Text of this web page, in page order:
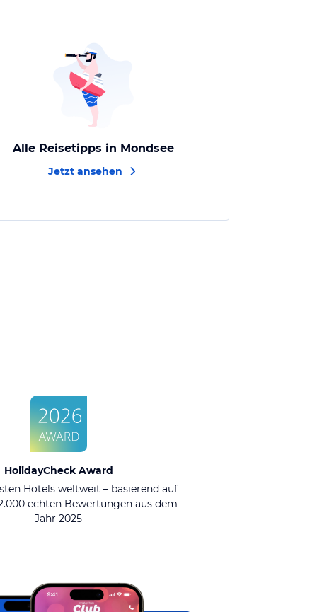
Alle Reisetipps in Mondsee
Jetzt ansehen
HolidayCheck Award
Hotels weltweit – basierend auf
echten Bewertungen aus dem
Jahr 2025